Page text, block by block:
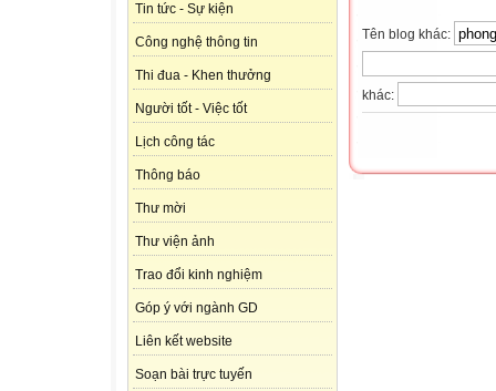
Tin tức - Sự kiện
Công nghệ thông tin
Thi đua - Khen thưởng
Người tốt - Việc tốt
Lịch công tác
Thông báo
Thư mời
Thư viện ảnh
Trao đổi kinh nghiệm
Góp ý với ngành GD
Liên kết website
Soạn bài trực tuyến
Tên blog khác:
khác: